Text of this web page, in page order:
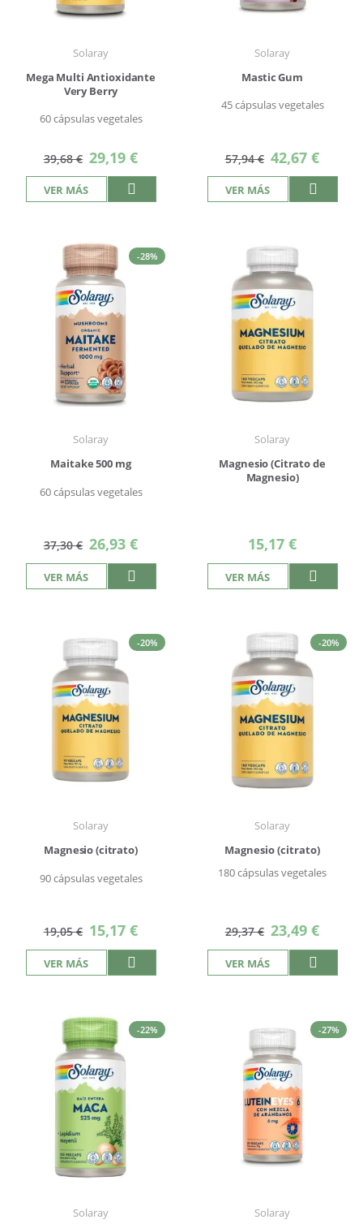
Solaray
Mega Multi Antioxidante
Very Berry
60 cápsulas vegetales
39,68 € Precio
especial
29,19 €
VER MÁS
Solaray
Mastic Gum
45 cápsulas vegetales
57,94 € Precio
especial
42,67 €
VER MÁS
-28%
Solaray
Maitake 500 mg
60 cápsulas vegetales
37,30 € Precio
especial
26,93 €
VER MÁS
Solaray
Magnesio (Citrato de
Magnesio)
15,17 €
VER MÁS
-20%
Solaray
Magnesio (citrato)
90 cápsulas vegetales
19,05 € Precio
especial
15,17 €
VER MÁS
-20%
Solaray
Magnesio (citrato)
180 cápsulas vegetales
29,37 € Precio
especial
23,49 €
VER MÁS
-22%
Solaray
-27%
Solaray